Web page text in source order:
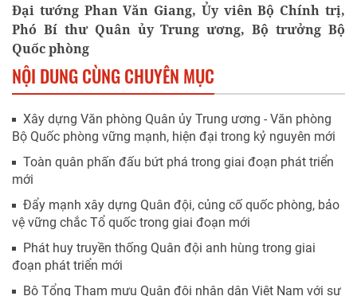
Đại tướng Phan Văn Giang, Ủy viên Bộ Chính trị,
Phó Bí thư Quân ủy Trung ương, Bộ trưởng Bộ
Quốc phòng
NỘI DUNG CÙNG CHUYÊN MỤC
Xây dựng Văn phòng Quân ủy Trung ương - Văn phòng
Bộ Quốc phòng vững mạnh, hiện đại trong kỷ nguyên mới
Toàn quân phấn đấu bứt phá trong giai đoạn phát triển
mới
Đẩy mạnh xây dựng Quân đội, củng cố quốc phòng, bảo
vệ vững chắc Tổ quốc trong giai đoạn mới
Phát huy truyền thống Quân đội anh hùng trong giai
đoạn phát triển mới
Bộ Tổng Tham mưu Quân đội nhân dân Việt Nam với sự